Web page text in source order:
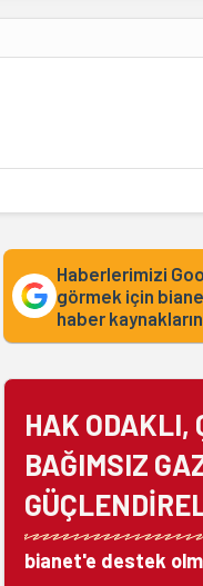
Haberlerimizi
görmek için
haber
HAK ODAKLI,
BAĞIMSIZ
bianet'e destek